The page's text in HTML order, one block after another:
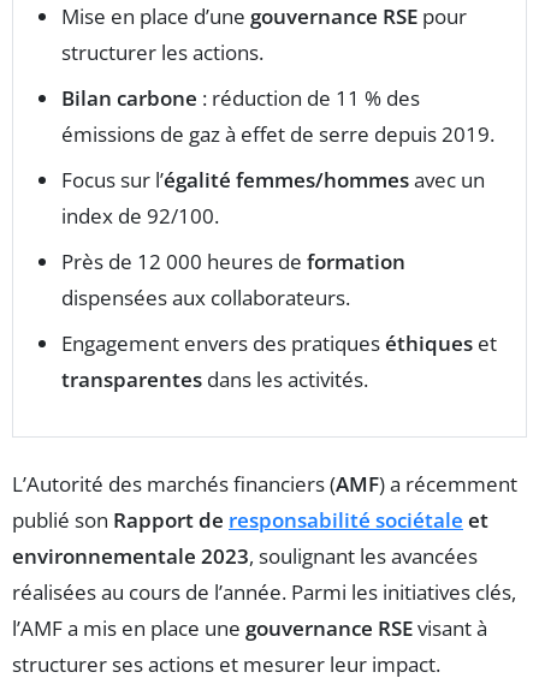
Mise en place d’une gouvernance RSE pour
structurer les actions.
Bilan carbone : réduction de 11 % des
émissions de gaz à effet de serre depuis 2019.
Focus sur l’égalité femmes/hommesavec un
index de 92/100.
Près de 12 000 heures de formation
dispensées aux collaborateurs.
Engagement envers des pratiqueséthiques et
transparentes dans les activités.
L’Autorité des marchés financiers (AMF) a récemment
publié son Rapport de responsabilité sociétale et
environnementale 2023, soulignant les avancées
réalisées au cours de l’année. Parmi les initiatives clés,
l’AMF a mis en place une gouvernance RSEvisant à
structurer ses actions et mesurer leur impact.